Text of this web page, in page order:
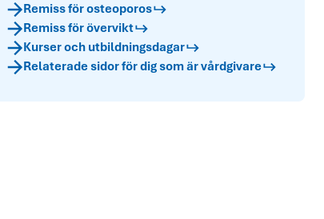
Remiss för osteoporos
Remiss för övervikt
Kurser och utbildningsdagar
Relaterade sidor för dig som är vårdgivare